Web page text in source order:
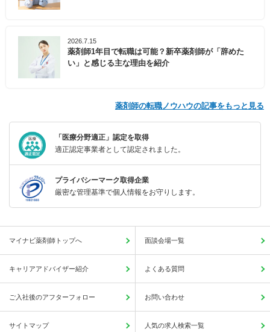
2026.7.15
薬剤師1年目で転職は可能？新卒薬剤師が「辞めた
い」と感じる主な理由を紹介
薬剤師の転職ノウハウの記事をもっと見る
「医療分野適正」認定を取得
適正認定事業者として認定されました。
プライバシーマーク取得企業
厳密な管理基準で個人情報をお守りします。
マイナビ薬剤師トップへ 面談会場一覧
キャリアアドバイザー紹介 よくある質問
ご入社後のアフターフォロー お問い合わせ
サイトマップ 人気の求人検索一覧